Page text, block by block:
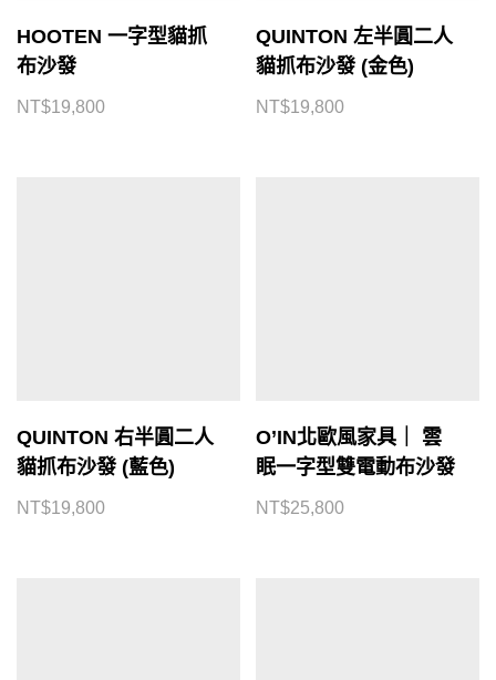
HOOTEN 一字型貓抓
布沙發
NT$19,800
QUINTON 左半圓二人
貓抓布沙發 (金色)
NT$19,800
QUINTON 右半圓二人
貓抓布沙發 (藍色)
NT$19,800
O’IN北歐風家具｜ 雲
眠一字型雙電動布沙發
NT$25,800